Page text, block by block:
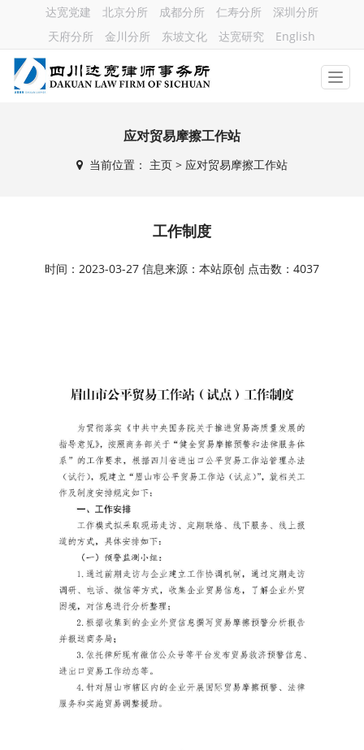
达宽党建 北京分所 成都分所 仁寿分所
深圳分所
天府分所
金川分所 东坡文化 达宽研究 English
应对贸易摩擦工作站
当前位置： 主页> 应对贸易摩擦工作站
工作制度
时间：2023-03-27 信息来源：本站原创 点击数：4037